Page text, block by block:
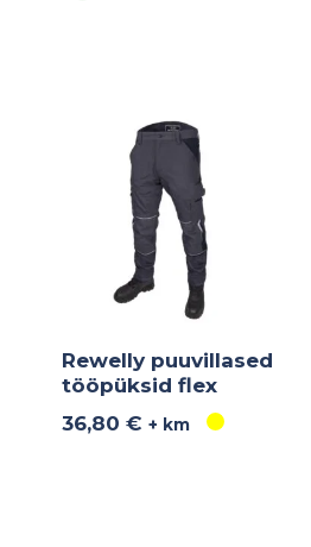
Rewelly puuvillased
tööpüksid flex
36,80 € + km